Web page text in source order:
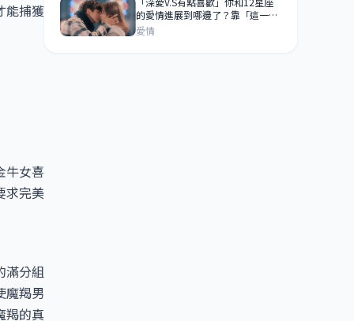
能捕獲
牛女喜
求完美
滿分組
魔羯男
羯的真
的愛情進展到哪邊了？靠「這一
點」來判斷！
愛情